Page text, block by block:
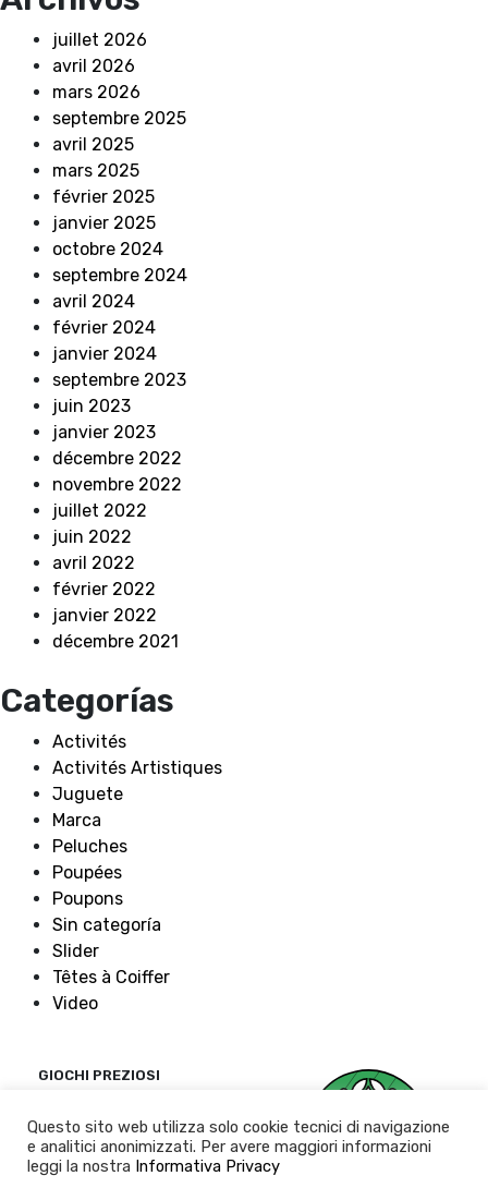
juillet 2026
avril 2026
mars 2026
septembre 2025
avril 2025
mars 2025
février 2025
janvier 2025
octobre 2024
septembre 2024
avril 2024
février 2024
janvier 2024
septembre 2023
juin 2023
janvier 2023
décembre 2022
novembre 2022
juillet 2022
juin 2022
avril 2022
février 2022
janvier 2022
décembre 2021
Categorías
Activités
Activités Artistiques
Juguete
Marca
Peluches
Poupées
Poupons
Sin categoría
Slider
Têtes à Coiffer
Video
GIOCHI PREZIOSI
confidentialité
Questo sito web utilizza solo cookie tecnici di navigazione
e analitici anonimizzati. Per avere maggiori informazioni
leggi la nostra Informativa Privacy